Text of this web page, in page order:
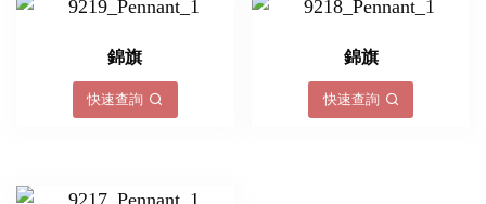
錦旗
快速查詢
錦旗
快速查詢